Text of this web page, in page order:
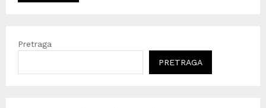
Pretraga
PRETRAGA